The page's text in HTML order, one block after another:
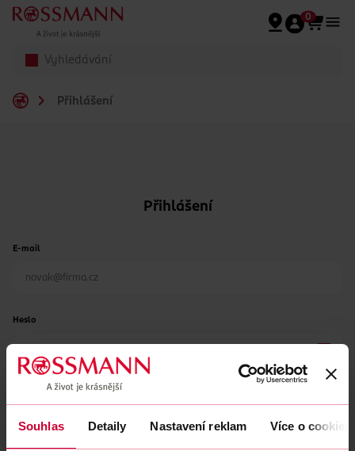
Souhlas Detaily Nastavení reklam Více o cookies
Přeskočit na hlavmní obsah
0
Přihlášení
Přihlášení
E-mail
Heslo
Zapomenuté heslo
PŘIHLÁSIT SE